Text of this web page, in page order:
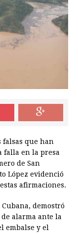
falsas que han
falla en la presa
de San
López evidenció
afirmaciones.
demostró
alarma ante la
embalse y el